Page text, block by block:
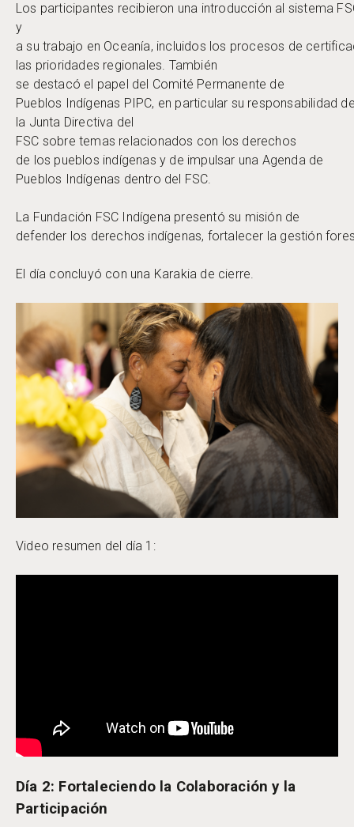
Los participantes recibieron una introducción al sistema
y
a su trabajo en Oceanía, incluidos los procesos de
las prioridades regionales. También
se destacó el papel del Comité Permanente de
Pueblos Indígenas PIPC, en particular su responsabilidad
la Junta Directiva del
FSC sobre temas relacionados con los derechos
de los pueblos indígenas y de impulsar una Agenda de
Pueblos Indígenas dentro del FSC.
La Fundación FSC Indígena presentó su misión de
defender los derechos indígenas, fortalecer la gestión
El día concluyó con una Karakia de cierre.
Video resumen del día 1:
Día 2: Fortaleciendo la Colaboración y la
Participación